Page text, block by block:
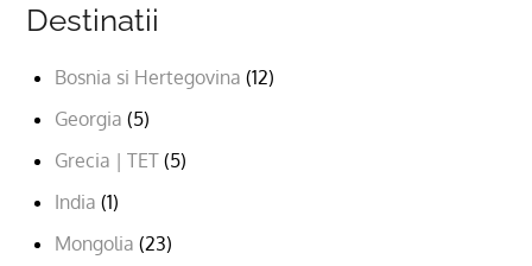
Destinatii
Bosnia si Hertegovina (12)
Georgia (5)
Grecia | TET (5)
India (1)
Mongolia (23)